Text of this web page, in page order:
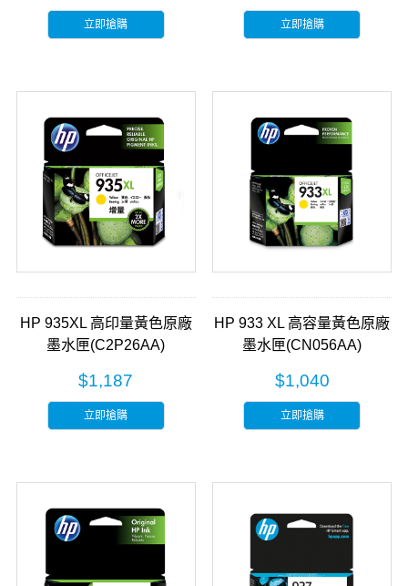
立即搶購 立即搶購
HP 935XL 高印量黃色原廠
墨水匣(C2P26AA)
$1,187
立即搶購
HP 933 XL 高容量黃色原廠
墨水匣(CN056AA)
$1,040
立即搶購